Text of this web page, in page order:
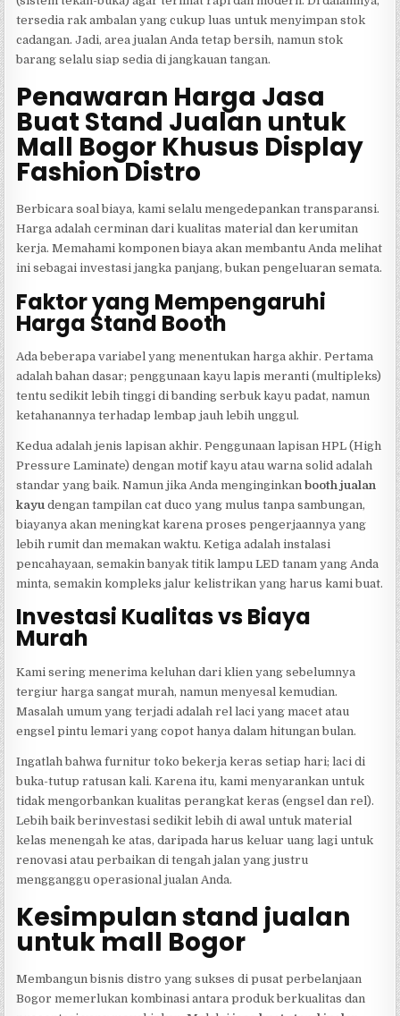
tersedia rak ambalan yang cukup luas untuk menyimpan stok
cadangan. Jadi, area jualan Anda tetap bersih, namun stok
barang selalu siap sedia di jangkauan tangan.
Penawaran Harga Jasa
Buat Stand Jualan untuk
Mall Bogor Khusus Display
Fashion Distro
Berbicara soal biaya, kami selalu mengedepankan transparansi.
Harga adalah cerminan dari kualitas material dan kerumitan
kerja. Memahami komponen biaya akan membantu Anda melihat
ini sebagai investasi jangka panjang, bukan pengeluaran semata.
Faktor yang Mempengaruhi
Harga Stand Booth
Ada beberapa variabel yang menentukan harga akhir. Pertama
adalah bahan dasar; penggunaan kayu lapis meranti (multipleks)
tentu sedikit lebih tinggi di banding serbuk kayu padat, namun
ketahanannya terhadap lembap jauh lebih unggul.
Kedua adalah jenis lapisan akhir. Penggunaan lapisan HPL (High
Pressure Laminate) dengan motif kayu atau warna solid adalah
standar yang baik. Namun jika Anda menginginkanbooth jualan
kayu dengan tampilan cat duco yang mulus tanpa sambungan,
biayanya akan meningkat karena proses pengerjaannya yang
lebih rumit dan memakan waktu. Ketiga adalah instalasi
pencahayaan, semakin banyak titik lampu LED tanam yang Anda
minta, semakin kompleks jalur kelistrikan yang harus kami buat.
Investasi Kualitas vs Biaya
Murah
Kami sering menerima keluhan dari klien yang sebelumnya
tergiur harga sangat murah, namun menyesal kemudian.
Masalah umum yang terjadi adalah rel laci yang macet atau
engsel pintu lemari yang copot hanya dalam hitungan bulan.
Ingatlah bahwa furnitur toko bekerja keras setiap hari; laci di
buka-tutup ratusan kali. Karena itu, kami menyarankan untuk
tidak mengorbankan kualitas perangkat keras (engsel dan rel).
Lebih baik berinvestasi sedikit lebih di awal untuk material
kelas menengah ke atas, daripada harus keluar uang lagi untuk
renovasi atau perbaikan di tengah jalan yang justru
mengganggu operasional jualan Anda.
Kesimpulan stand jualan
untuk mall Bogor
Membangun bisnis distro yang sukses di pusat perbelanjaan
Bogor memerlukan kombinasi antara produk berkualitas dan